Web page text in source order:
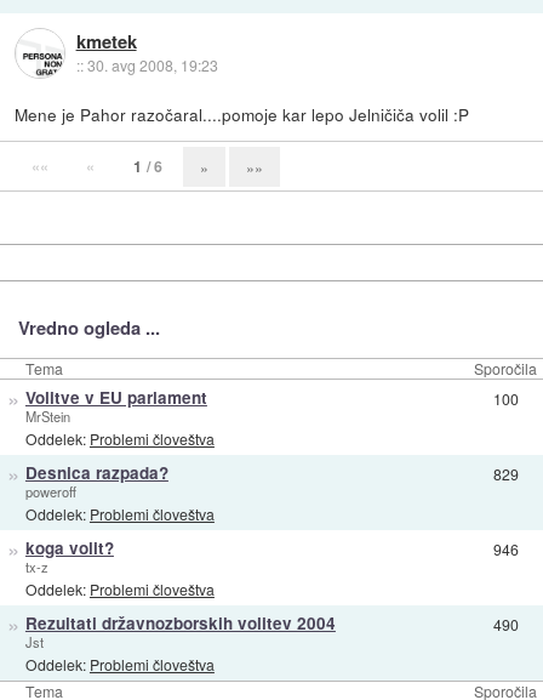
kmetek
::30. avg 2008, 19:23
Mene je Pahor razočaral....pomoje kar lepo Jelničiča volil :P
«« « 1 / 6 » »»
Vredno ogleda ...
Tema Sporočila
Tema Sporočila
» Volitve v EU parlament
MrStein
Oddelek: Problemi človeštva
100
» Desnica razpada?
poweroff
Oddelek: Problemi človeštva
829
» koga volit?
tx-z
Oddelek: Problemi človeštva
946
» Rezultati državnozborskih volitev 2004
Jst
Oddelek: Problemi človeštva
490